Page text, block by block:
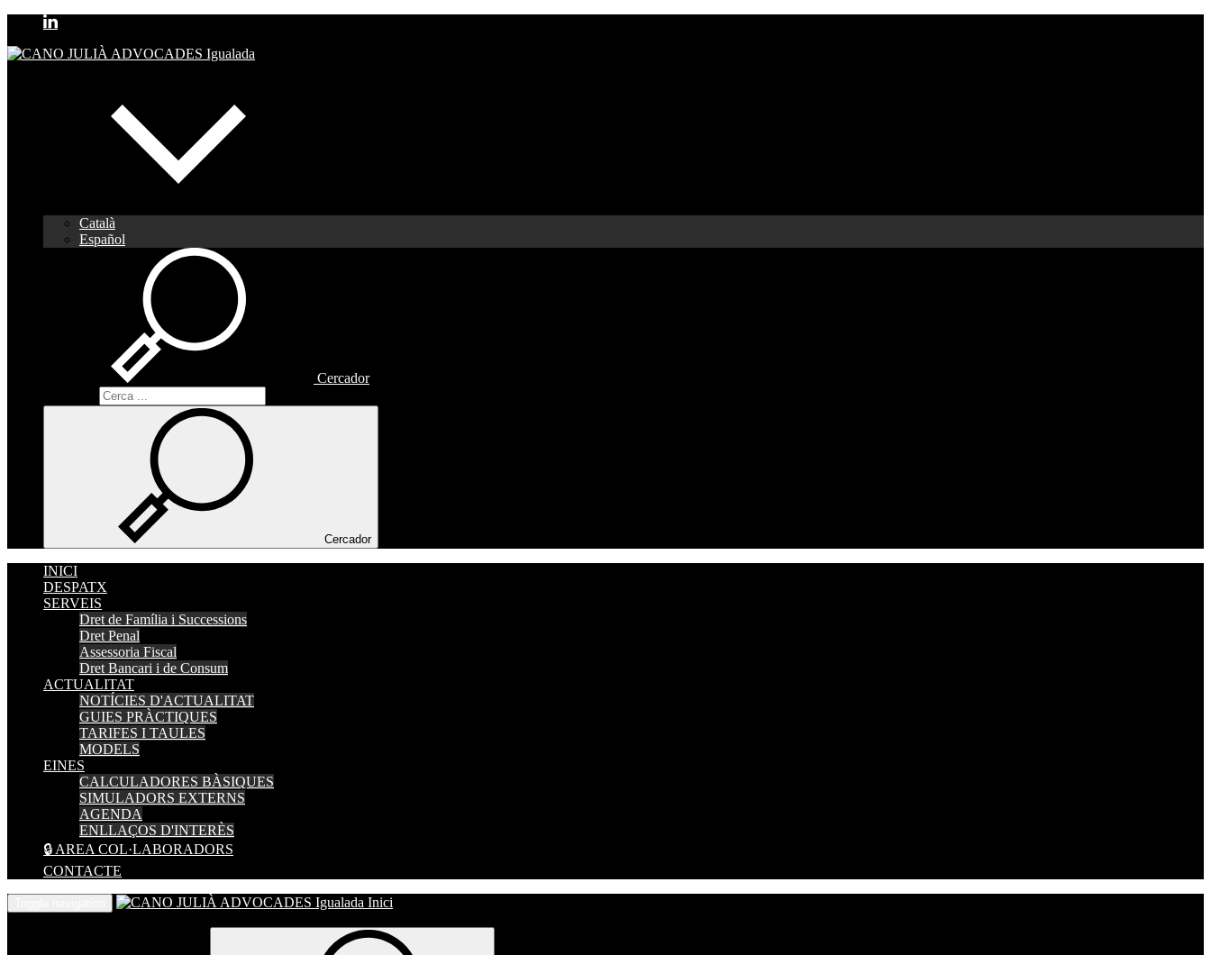
Català
Español
Cercador
Cercador
INICI
DESPATX
SERVEIS
Dret de Família i Successions
Dret Penal
Assessoria Fiscal
Dret Bancari i de Consum
ACTUALITAT
NOTÍCIES D'ACTUALITAT
GUIES PRÀCTIQUES
TARIFES I TAULES
MODELS
EINES
CALCULADORES BÀSIQUES
SIMULADORS EXTERNS
AGENDA
ENLLAÇOS D'INTERÈS
🔒 AREA COL·LABORADORS
CONTACTE
Inici